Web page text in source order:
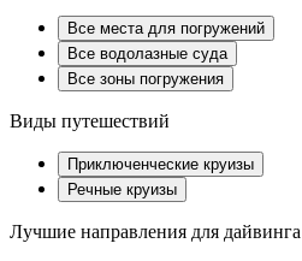
Все места для погружений
Все водолазные суда
Все зоны погружения
Виды путешествий
Приключенческие круизы
Речные круизы
Лучшие направления для дайвинга